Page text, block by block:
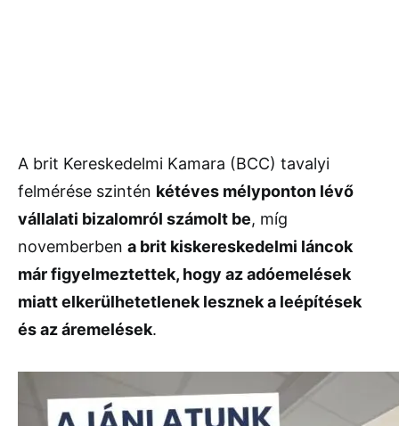
A brit Kereskedelmi Kamara (BCC) tavalyi
felmérése szintén kétéves mélyponton lévő
vállalati bizalomról számolt be, míg
novemberben a brit kiskereskedelmi láncok
már figyelmeztettek, hogy az adóemelések
miatt elkerülhetetlenek lesznek a leépítések
és az áremelések.